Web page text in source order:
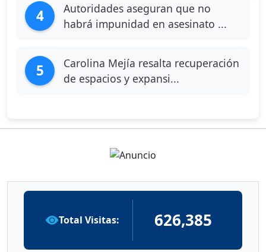
4
Autoridades aseguran que no
habrá impunidad en asesinato ...
5
Carolina Mejía resalta recuperación
de espacios y expansi...
Total Visitas: 626,385